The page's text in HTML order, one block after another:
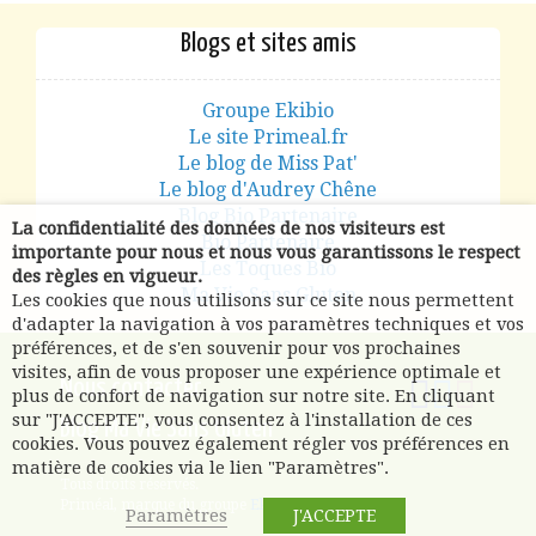
Blogs et sites amis
Groupe Ekibio
Le site Primeal.fr
Le blog de Miss Pat'
Le blog d'Audrey Chêne
Blog Bio Partenaire
Bio Partenaire
Les Toques Bio
Ma Vie Sans Gluten
Nous contacter
Blog Ma Vie Sans Gluten
Priméal, marque du groupe
La confidentialité des données de nos visiteurs est
importante pour nous et nous vous garantissons le respect
des règles en vigueur.
Les cookies que nous utilisons sur ce site nous permettent
d'adapter la navigation à vos paramètres techniques et vos
préférences, et de s'en souvenir pour vos prochaines
visites, afin de vous proposer une expérience optimale et
plus de confort de navigation sur notre site. En cliquant
sur "J'ACCEPTE", vous consentez à l'installation de ces
cookies. Vous pouvez également régler vos préférences en
matière de cookies via le lien "Paramètres".
Paramètres J'ACCEPTE